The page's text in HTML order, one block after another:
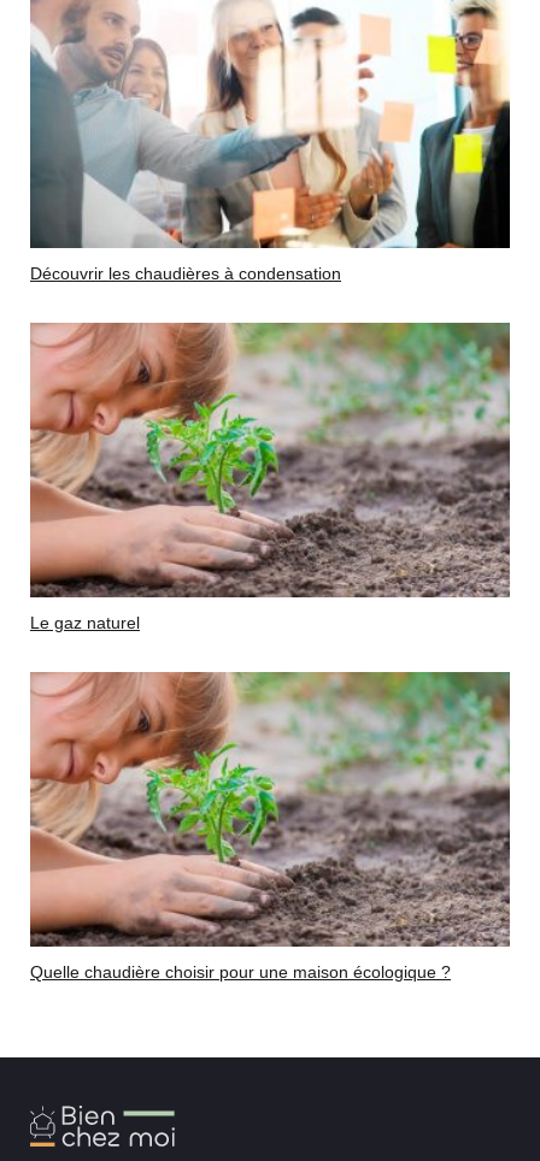
Découvrir les chaudières à condensation
Le gaz naturel
Quelle chaudière choisir pour une maison écologique ?
Bien
Chez